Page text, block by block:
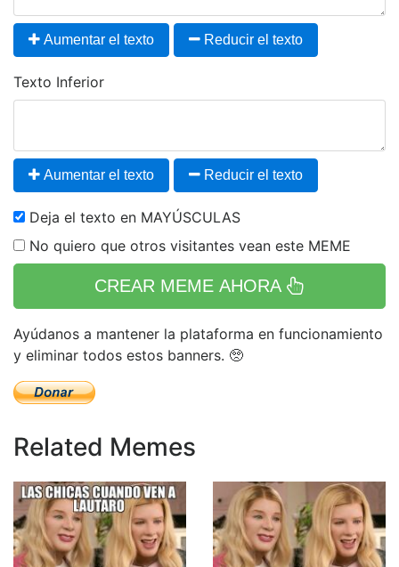
Aumentar el texto Reducir el texto
Texto Inferior
Aumentar el texto Reducir el texto
Deja el texto en MAYÚSCULAS
No quiero que otros visitantes vean este MEME
CREAR MEME AHORA
Ayúdanos a mantener la plataforma en funcionamiento
y eliminar todos estos banners. 🥺
Related Memes